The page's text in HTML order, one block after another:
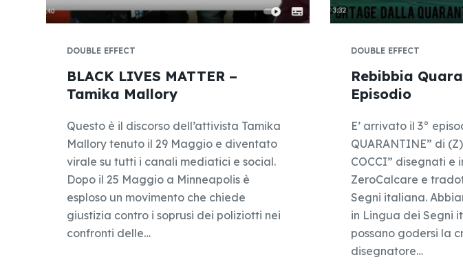
DOUBLE EFFECT
BLACK LIVES MATTER –
Tamika Mallory
Questo è il discorso dell’attivista Tamika
Mallory tenuto il 29 Maggio e diventato
virale su tutti i canali mediatici e social.
Dopo il 25 Maggio a Minneapolis è
esploso un movimento che chiede
giustizia contro i soprusi dei poliziotti nei
confronti delle…
DOUBLE EFFECT
Rebibbia
Episodio
E’ arrivato il 3°
QUARANTINE” di
COCCI” disegnati e
ZeroCalcare e
Segni italiana.
in Lingua dei Segni
possano godersi la
disegnatore…